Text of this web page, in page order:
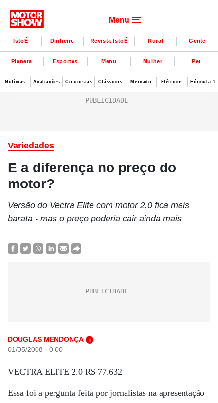
Menu
IstoÉ Dinheiro Revista IstoÉ Rural Gente
Planeta Esportes Menu Mulher Pet
Notícias Avaliações Colunistas Clássicos Mercado Elétricos Fórmula 1
Variedades
E a diferença no preço do
motor?
Versão do Vectra Elite com motor 2.0 fica mais
barata - mas o preço poderia cair ainda mais
DOUGLAS MENDONÇA i
01/05/2008 - 0:00
VECTRA ELITE 2.0 R$ 77.632
Essa foi a pergunta feita por jornalistas na apresentação